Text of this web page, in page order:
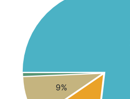
9%